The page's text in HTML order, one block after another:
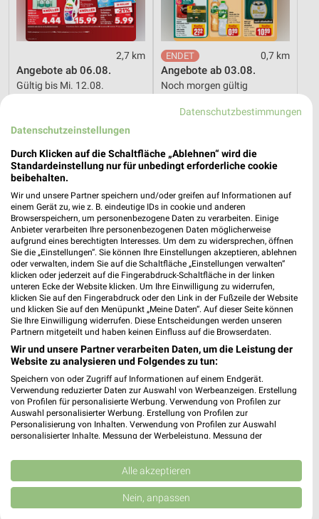
2,7 km
Angebote ab 06.08.
Gültig bis Mi. 12.08.
0,7 km
Angebote ab 03.08.
Noch morgen gültig
5,2 km
Badezimmer-Testerinnen
Noch heute gültig
XXXLutz
5,2 km
Gültig bis Fr. 14.08.
XXXLutz Opti Wohnwelt
Datenschutzbestimmungen
Datenschutzeinstellungen
Durch Klicken auf die Schaltfläche „Ablehnen“ wird die
Standardeinstellung nur für unbedingt erforderliche cookie
beibehalten.
Wir und unsere Partner speichern und/oder greifen auf Informationen auf
einem Gerät zu, wie z. B. eindeutige IDs in cookie und anderen
Browserspeichern, um personenbezogene Daten zu verarbeiten. Einige
Anbieter verarbeiten Ihre personenbezogenen Daten möglicherweise
aufgrund eines berechtigten Interesses. Um dem zu widersprechen, öffnen
Sie die „Einstellungen“. Sie können Ihre Einstellungen akzeptieren, ablehnen
oder verwalten, indem Sie auf die Schaltfläche „Einstellungen verwalten“
klicken oder jederzeit auf die Fingerabdruck-Schaltfläche in der linken
unteren Ecke der Website klicken. Um Ihre Einwilligung zu widerrufen,
klicken Sie auf den Fingerabdruck oder den Link in der Fußzeile der Website
und klicken Sie auf den Menüpunkt „Meine Daten“. Auf dieser Seite können
Sie Ihre Einwilligung widerrufen. Diese Entscheidungen werden unseren
Partnern mitgeteilt und haben keinen Einfluss auf die Browserdaten.
Wir und unsere Partner verarbeiten Daten, um die Leistung der
Website zu analysieren und Folgendes zu tun:
Speichern von oder Zugriff auf Informationen auf einem Endgerät.
Verwendung reduzierter Daten zur Auswahl von Werbeanzeigen. Erstellung
von Profilen für personalisierte Werbung. Verwendung von Profilen zur
Auswahl personalisierter Werbung. Erstellung von Profilen zur
Personalisierung von Inhalten. Verwendung von Profilen zur Auswahl
personalisierter Inhalte. Messung der Werbeleistung. Messung der
Kombinationen von Daten aus verschiedenen Quellen. Entwicklung und
Verbesserung der Angebote. Verwendung reduzierter Daten zur Auswahl
von Inhalten.
Daten können außerhalb der Europäischen Union weitergegeben und in die
Alle akzeptieren
Nein, anpassen